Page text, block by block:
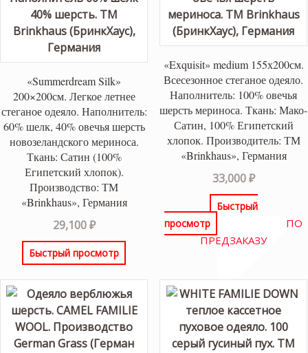
«Summerdream Silk»
200×200см. Легкое летнее
стеганое одеяло. Наполнитель:
60% шелк, 40% овечья шерсть
новозеландского мериноса.
Ткань: Сатин (100%
Египетский хлопок).
Производство: ТМ
«Brinkhaus», Германия
29,100₽
Быстрый просмотр
«Exquisit» medium 155х200см.
Всесезонное стеганое одеяло.
Наполнитель: 100% овечья
шерсть мериноса. Ткань: Мако-
Сатин, 100% Египетский
хлопок. Производитель: ТМ
«Brinkhaus», Германия
33,000₽
Быстрый
просмотр
ПО
ПРЕДЗАКАЗУ